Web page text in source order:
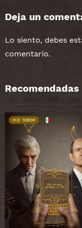
Deja un
Lo siento, debes
comentario.
Recomendadas
HD 1080P